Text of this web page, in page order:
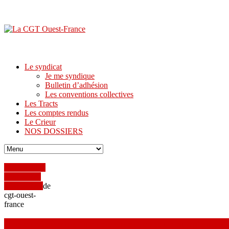
Le syndicat
Je me syndique
Bulletin d’adhésion
Les conventions collectives
Les Tracts
Les comptes rendus
Le Crieur
NOS DOSSIERS
de
cgt-ouest-
france